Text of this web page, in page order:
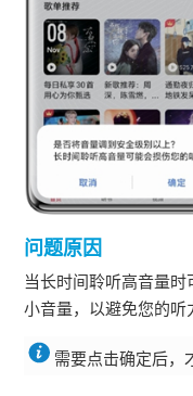
问题原因
当长时间聆听高音量
小音量，以避免您的听
需要点击确定后，